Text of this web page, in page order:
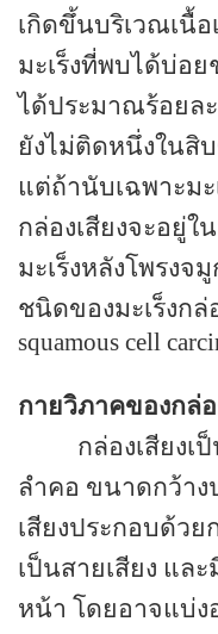
เกิดขึ้นบริเวณเนื้อ
มะเร็งที่พบได้บ่อ
ได้ประมาณร้อยละ
ยังไม่ติดหนึ่งในสิ
แต่ถ้านับเฉพาะม
กล่องเสียงจะอยู่ใ
มะเร็งหลังโพรงจ
ชนิดของมะเร็งก
squamous cell
กายวิภาคของกล่อ
กล่องเสียงเ
ลำคอ ขนาดกว้า
เสียงประกอบด้ว
เป็นสายเสียง แล
หน้า โดยอาจแบ่